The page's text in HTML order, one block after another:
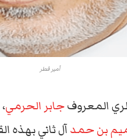
أمير قطر
المعروفجابر الحرمي
بن حمدآل ثاني بهذه